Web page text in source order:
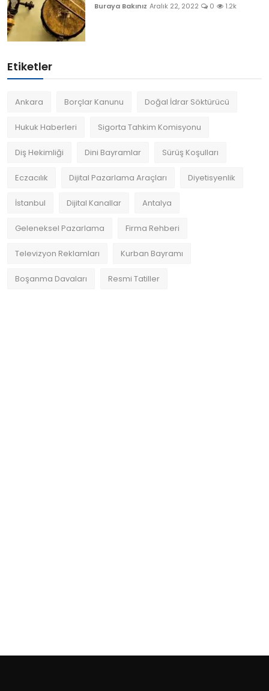
Buraya Bakınız Aralık 22, 2022 0 1.2k
Etiketler
Ankara Borçlar Kanunu Doğal İdrar Söktürücü
Hukuk Haberleri Sigorta Tahkim Komisyonu
Diş Hekimliği Dini Bayramlar Sürüş Koşulları
Eczacılık Dijital Pazarlama Araçları Diyetisyenlik
İstanbul Dijital Kanallar Antalya
Geleneksel Pazarlama Firma Rehberi
Televizyon Reklamları Kurban Bayramı
Boşanma Davaları Resmi Tatiller